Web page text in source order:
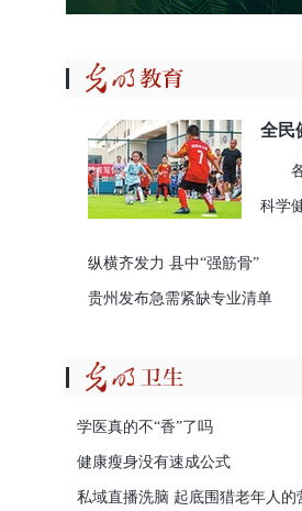
全民
科学
纵横齐发力 县中“强筋骨”
贵州发布急需紧缺专业清单
学医真的不“香”了吗
健康瘦身没有速成公式
私域直播洗脑 起底围猎老年人的